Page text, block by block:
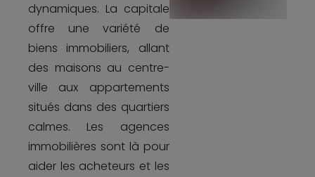
dynamiques. La capitale
offre une variété de
biens immobiliers, allant
des maisons au centre-
ville aux appartements
situés dans des quartiers
calmes. Les agences
immobilières sont là pour
aider les acheteurs et les